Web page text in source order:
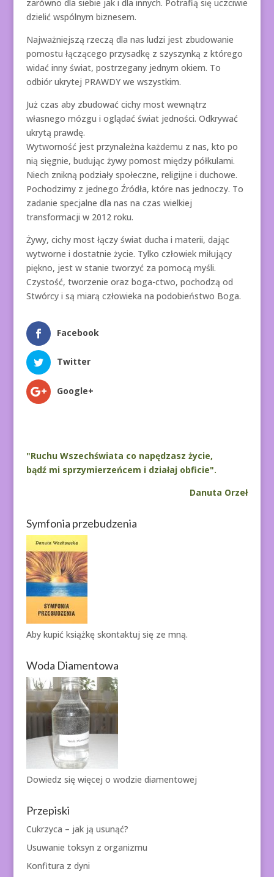
zarówno dla siebie jak i dla innych. Potrafią się uczciwie
dzielić wspólnym biznesem.
Najważniejszą rzeczą dla nas ludzi jest zbudowanie
pomostu łączącego przysadkę z szyszynką z którego
widać inny świat, postrzegany jednym okiem. To
odbiór ukrytej PRAWDY we wszystkim.
Już czas aby zbudować cichy most wewnątrz
własnego mózgu i oglądać świat jedności. Odkrywać
ukrytą prawdę.
Wytworność jest przynależna każdemu z nas, kto po
nią sięgnie, budując żywy pomost między półkulami.
Niech znikną podziały społeczne, religijne i duchowe.
Pochodzimy z jednego Źródła, które nas jednoczy. To
zadanie specjalne dla nas na czas wielkiej
transformacji w 2012 roku.
Żywy, cichy most łączy świat ducha i materii, dając
wytworne i dostatnie życie. Tylko człowiek miłujący
piękno, jest w stanie tworzyć za pomocą myśli.
Czystość, tworzenie oraz boga-ctwo, pochodzą od
Stwórcy i są miarą człowieka na podobieństwo Boga.
Facebook
Twitter
Google+
"Ruchu Wszechświata co napędzasz życie,
bądź mi sprzymierzeńcem i działaj obficie".
Danuta Orzeł
Symfonia przebudzenia
Aby kupić książkę skontaktuj się ze mną.
Woda Diamentowa
Dowiedz się więcej o wodzie diamentowej
Przepiski
Cukrzyca – jak ją usunąć?
Usuwanie toksyn z organizmu
Konfitura z dyni